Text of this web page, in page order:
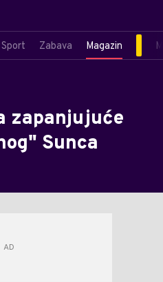
Sport Zabava Magazin
zapanjujuće
Sunca